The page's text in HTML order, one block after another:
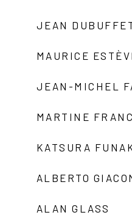
JEAN
MAURICE
JEAN-MICHEL
MARTINE
KATSURA
ALBERTO
ALAN GLASS